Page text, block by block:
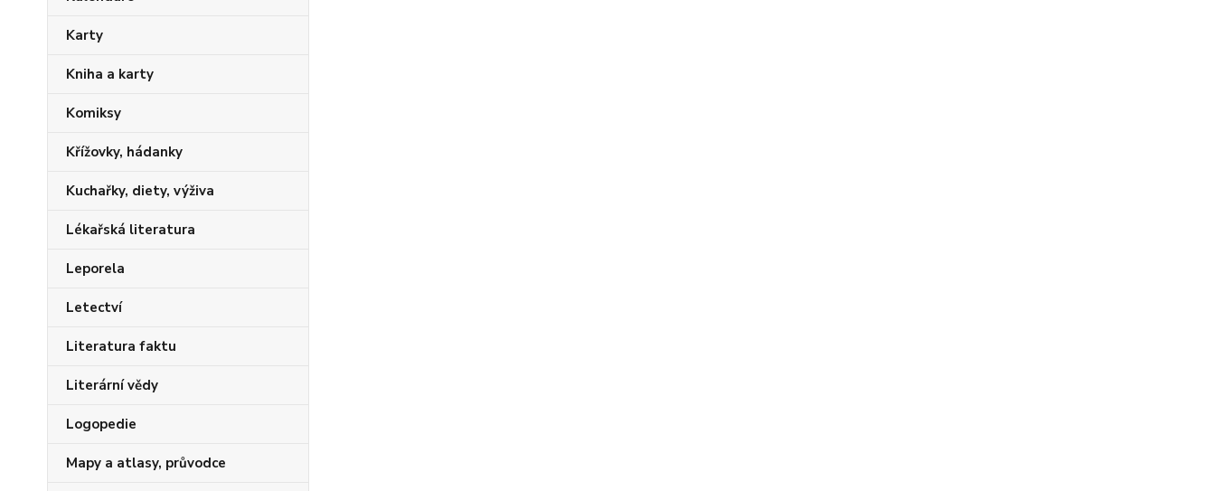
Karty
Kniha a karty
Komiksy
Křížovky, hádanky
Kuchařky, diety, výživa
Lékařská literatura
Leporela
Letectví
Literatura faktu
Literární vědy
Logopedie
Mapy a atlasy, průvodce